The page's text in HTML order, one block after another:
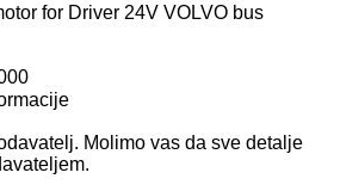
for Driver 24V VOLVO bus
Molimo vas da sve detalje